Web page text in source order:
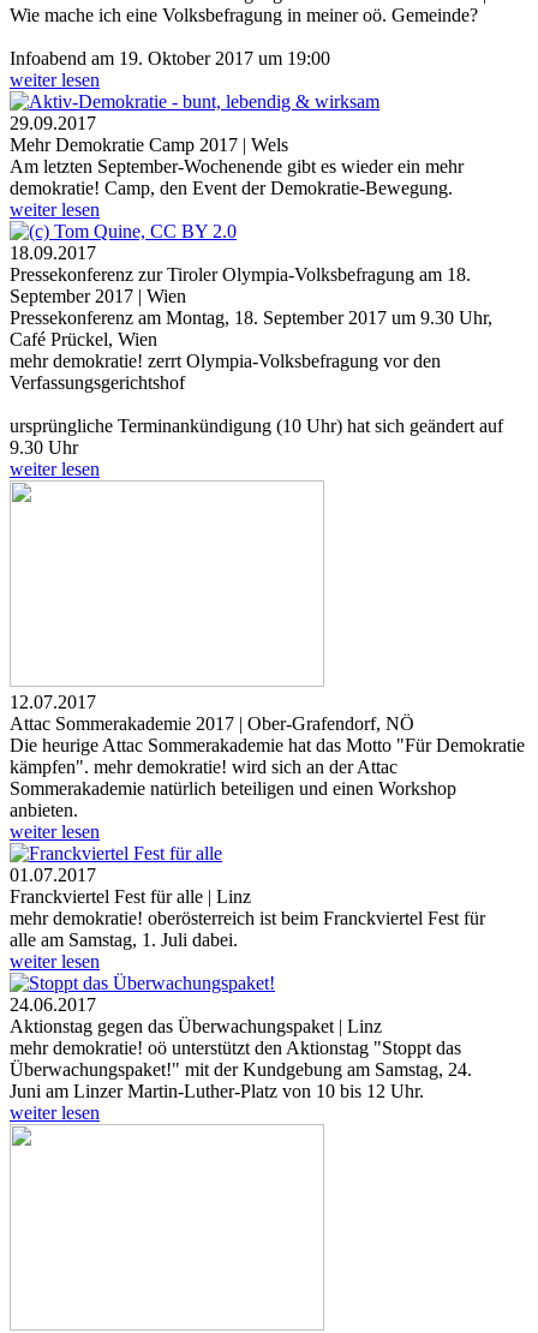
Wie mache ich eine Volksbefragung in meiner oö. Gemeinde?
Infoabend am 19. Oktober 2017 um 19:00
weiter lesen
29.09.2017
Mehr Demokratie Camp 2017 | Wels
Am letzten September-Wochenende gibt es wieder ein mehr
demokratie! Camp, den Event der Demokratie-Bewegung.
weiter lesen
18.09.2017
Pressekonferenz zur Tiroler Olympia-Volksbefragung am 18.
September 2017 | Wien
Pressekonferenz am Montag, 18. September 2017 um 9.30 Uhr,
Café Prückel, Wien
mehr demokratie! zerrt Olympia-Volksbefragung vor den
Verfassungsgerichtshof
ursprüngliche Terminankündigung (10 Uhr) hat sich geändert auf
9.30 Uhr
weiter lesen
12.07.2017
Attac Sommerakademie 2017 | Ober-Grafendorf, NÖ
Die heurige Attac Sommerakademie hat das Motto "Für Demokratie
kämpfen". mehr demokratie! wird sich an der Attac
Sommerakademie natürlich beteiligen und einen Workshop
anbieten.
weiter lesen
01.07.2017
Franckviertel Fest für alle | Linz
mehr demokratie! oberösterreich ist beim Franckviertel Fest für
alle am Samstag, 1. Juli dabei.
weiter lesen
24.06.2017
Aktionstag gegen das Überwachungspaket | Linz
mehr demokratie! oö unterstützt den Aktionstag "Stoppt das
Überwachungspaket!" mit der Kundgebung am Samstag, 24.
Juni am Linzer Martin-Luther-Platz von 10 bis 12 Uhr.
weiter lesen